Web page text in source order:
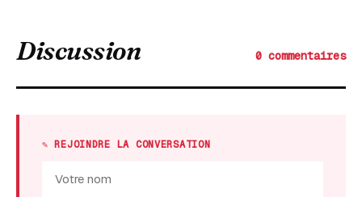
Discussion 0 commentaires
✎ REJOINDRE LA CONVERSATION